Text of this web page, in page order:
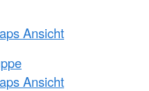
Ansicht
Ansicht